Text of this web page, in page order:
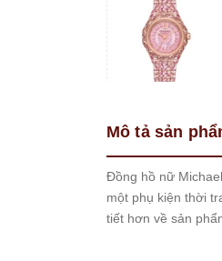
Coach
Franklin
Guess
Jimi
Kemil
Madocy
Marc
Mô tả sản
Đồng hồ nữ
một phụ kiện thời
tiết hơn về sản